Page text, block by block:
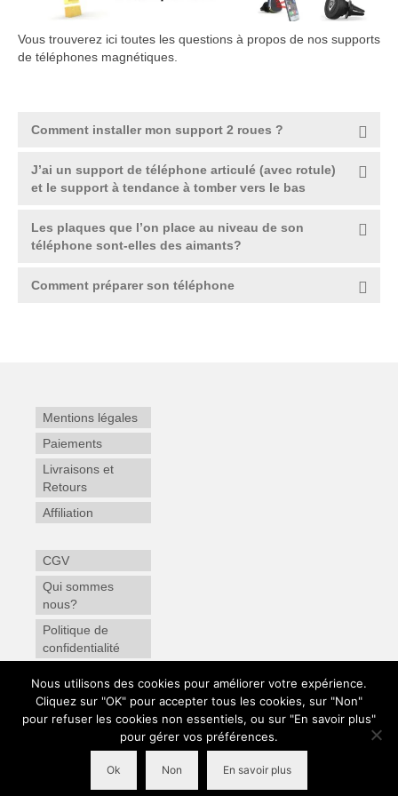
Offres Entreprises
Aide
Utiliser les commandes vocales
Contact
Vous trouverez ici toutes les questions à propos de nos supports
de téléphones magnétiques.
Comment installer mon support 2 roues ?
J’ai un support de téléphone articulé (avec rotule)
et le support à tendance à tomber vers le bas
Les plaques que l’on place au niveau de son
téléphone sont-elles des aimants?
Comment préparer son téléphone
Mentions légales
Paiements
Livraisons et
Retours
Affiliation
CGV
Qui sommes
nous?
Politique de
confidentialité
de Garantie
Nous utilisons des cookies pour améliorer votre expérience.
Cliquez sur "OK" pour accepter tous les cookies, sur "Non"
pour refuser les cookies non essentiels, ou sur "En savoir plus"
pour gérer vos préférences.
Ok Non En savoir plus